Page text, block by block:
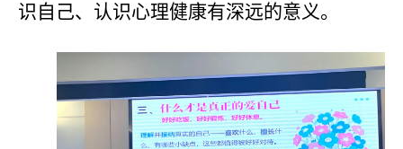
识自己、认识心理健康有深远的意义。